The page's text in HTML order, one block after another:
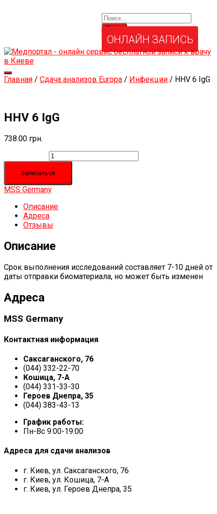
ОНЛАЙН ЗАПИСЬ
Переключить
навигацию
Главная / Сдача анализов Europa / Инфекции / HHV 6 IgG
HHV 6 IgG
738.00 грн.
Записаться
MSS Germany
Описание
Адреса
Отзывы
Описание
Срок выполнения исследований составляет 7-10 дней от
даты отправки биоматериала, но может быть изменен
Адреса
MSS Germany
Контактная информация
Саксаганского, 76
(044) 332-22-70
Кошица, 7-А
(044) 331-33-30
Героев Днепра, 35
(044) 383-43-13
График работы:
Пн-Вс 9:00-19:00
Адреса для сдачи анализов
г. Киев, ул. Саксаганского, 76
г. Киев, ул. Кошица, 7-А
г. Киев, ул. Героев Днепра, 35